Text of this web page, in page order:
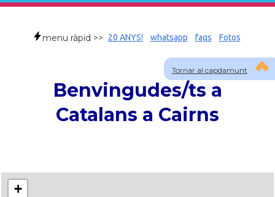
Tornar al capdamunt
menu ràpid >> 20 ANYS! whatsapp faqs Fotos
Benvingudes/ts a
Catalans a Cairns
+